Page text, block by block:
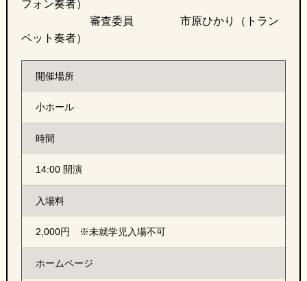
フォン奏者）
審査委員 市原ひかり（トラン
ペット奏者）
開催場所
小ホール
時間
14:00 開演
入場料
2,000円 ※未就学児入場不可
ホームページ